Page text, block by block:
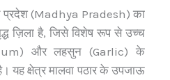
प्रदेश (Madhya Pradesh) का
ज़िला है, जिसे विशेष रूप से उच्च
और लहसुन (Garlic) के
यह क्षेत्र मालवा पठार के उपजाऊ